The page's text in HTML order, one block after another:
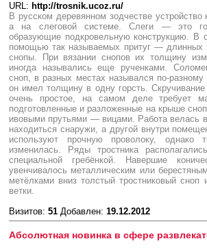
URL: http://trosnik.ucoz.ru/
В русском деревянном зодчестве
а на слеговой системе. Слеги — это
образующие подкровельную конструкцию. В
помощью так называемых притуг — длинных
снопы. При вязании снопов их толщину
иногда назывались еще рученками.
сноп, в разных местах назывался по-
он имел толщину в одну горсть.
очень простое, на самом деле требует
подготовленные и разложенные на крыше
ивовыми прутьями — вицами. Работа
находиться снаружи, а другой внутри
используют прочную проволоку, однако
изменилась. Ряды тростника
специальной гребёнкой. Навершие
увенчивалось металлическим или
метёлками вниз толстый тростниковый
ветки.
Визитов: 51 Добавлен: 19.12.2012
Абсолютная новинка в сфере